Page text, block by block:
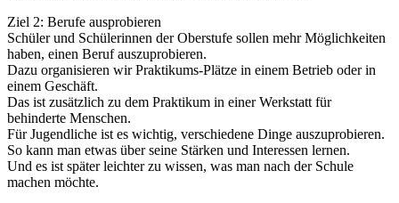
Ziel 2: Berufe ausprobieren
Schüler und Schülerinnen der Oberstufe sollen mehr Möglichkeiten
haben, einen Beruf auszuprobieren.
Dazu organisieren wir Praktikums-Plätze in einem Betrieb oder in
einem Geschäft.
Das ist zusätzlich zu dem Praktikum in einer Werkstatt für
behinderte Menschen.
Für Jugendliche ist es wichtig, verschiedene Dinge auszuprobieren.
So kann man etwas über seine Stärken und Interessen lernen.
Und es ist später leichter zu wissen, was man nach der Schule
machen möchte.